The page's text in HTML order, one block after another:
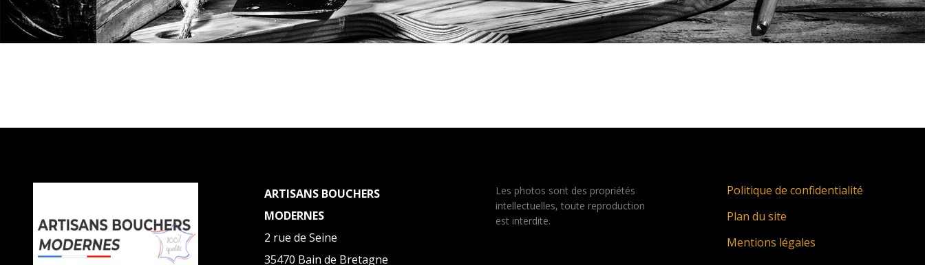
ARTISANS BOUCHERS
MODERNES
2 rue de Seine
35470 Bain de Bretagne
Les photos sont des propriétés
intellectuelles, toute reproduction
est interdite.
Politique de confidentialité
Plan du site
Mentions légales